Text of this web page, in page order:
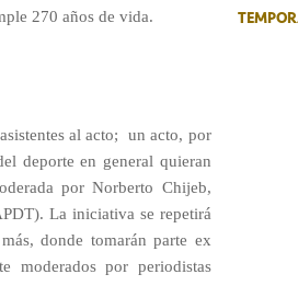
270 años de vida.
al acto;
un acto, por
deporte en general quieran
por Norberto Chijeb,
La iniciativa se repetirá
donde tomarán parte ex
moderados por periodistas